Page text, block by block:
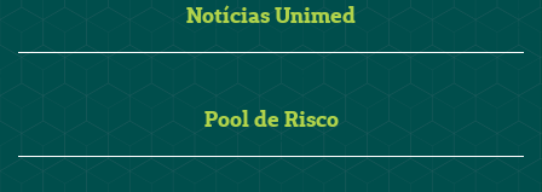
Notícias Unimed
Pool de Risco